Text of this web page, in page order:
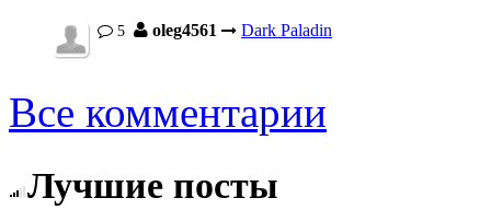
5 oleg4561 Dark Paladin
Все комментарии
Лучшие посты